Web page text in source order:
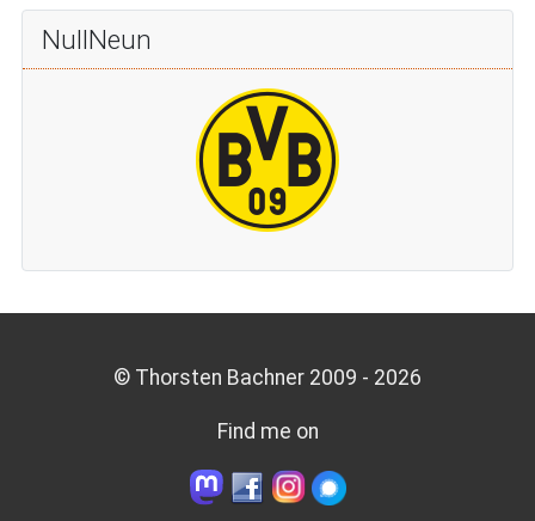
NullNeun
© Thorsten Bachner 2009 - 2026
Find me on